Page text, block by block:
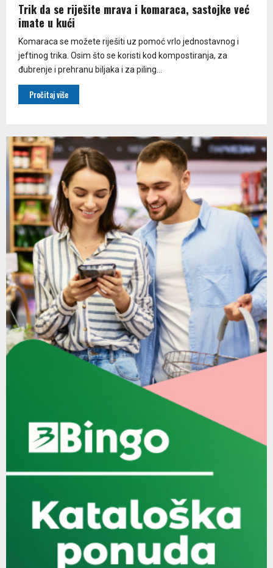
Trik da se riješite mrava i komaraca, sastojke već
imate u kući
Komaraca se možete riješiti uz pomoć vrlo jednostavnog i
jeftinog trika. Osim što se koristi kod kompostiranja, za
đubrenje i prehranu biljaka i za piling...
Pročitaj više